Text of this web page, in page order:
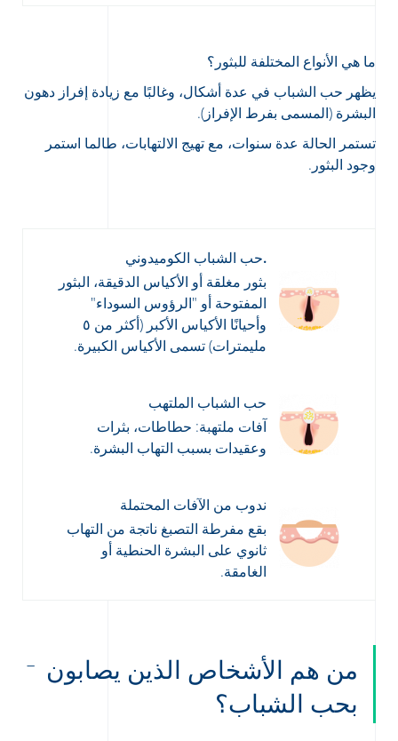
ما هي الأنواع المختلفة للبثور؟
يظهر حب الشباب في عدة أشكال، وغالبًا مع زيادة إفراز دهون
البشرة (المسمى بفرط الإفراز).
تستمر الحالة عدة سنوات، مع تهيج الالتهابات، طالما استمر
وجود البثور.
.حب الشباب الكوميدوني
بثور مغلقة أو الأكياس الدقيقة، البثور
المفتوحة أو "الرؤوس السوداء"
وأحيانًا الأكياس الأكبر (أكثر من ٥
مليمترات) تسمى الأكياس الكبيرة.
حب الشباب الملتهب
آفات ملتهبة: حطاطات، بثرات
وعقيدات بسبب التهاب البشرة.
ندوب من الآفات المحتملة
بقع مفرطة التصبغ ناتجة من التهاب
ثانوي على البشرة الحنطية أو
الغامقة.
من هم الأشخاص الذين يصابون
بحب الشباب؟